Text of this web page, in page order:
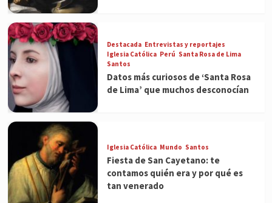
Destacada Entrevistas y reportajes
Iglesia Católica Perú Santa Rosa de Lima
Santos
Datos más curiosos de ‘Santa Rosa
de Lima’ que muchos desconocían
Iglesia Católica Mundo Santos
Fiesta de San Cayetano: te
contamos quién era y por qué es
tan venerado